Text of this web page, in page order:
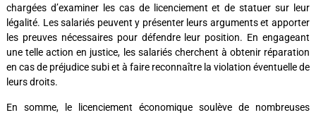
chargées d’examiner les cas de licenciement et de statuer sur leur
légalité. Les salariés peuvent y présenter leurs arguments et apporter
les preuves nécessaires pour défendre leur position. En engageant
une telle action en justice, les salariés cherchent à obtenir réparation
en cas de préjudice subi et à faire reconnaître la violation éventuelle de
leurs droits.
En somme, le licenciement économique soulève de nombreuses